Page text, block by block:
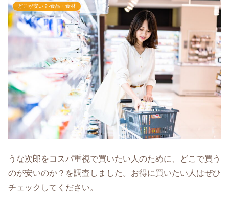
どこが安い？-食品・食材
うな次郎をコスパ重視で買いたい人のために、どこで買う
のが安いのか？を調査しました。お得に買いたい人はぜひ
チェックしてください。